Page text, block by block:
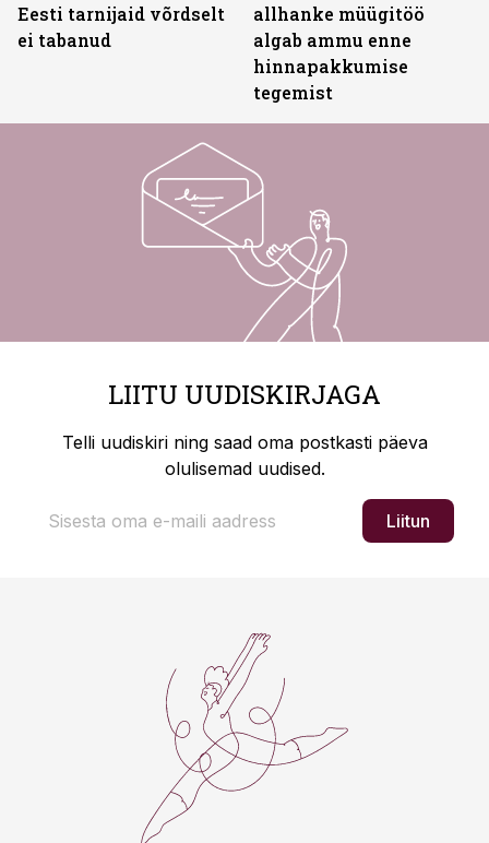
Eesti tarnijaid võrdselt
ei tabanud
allhanke müügitöö
algab ammu enne
hinnapakkumise
tegemist
LIITU UUDISKIRJAGA
Telli uudiskiri ning saad oma postkasti päeva
olulisemad uudised.
Liitun